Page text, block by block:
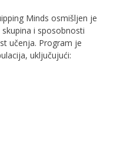
Minds osmišljen je
i sposobnosti
učenja. Program je
uključujući: